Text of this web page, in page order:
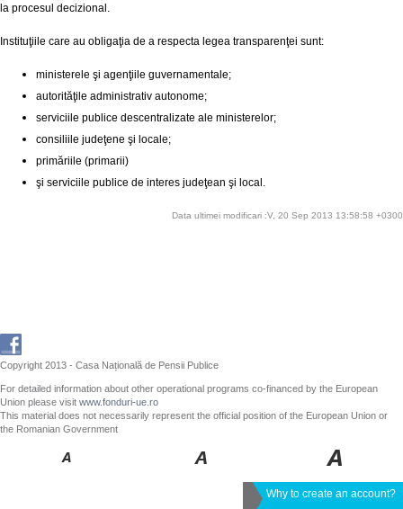
la procesul decizional.
Instituţiile care au obligaţia de a respecta legea transparenţei sunt:
ministerele şi agenţiile guvernamentale;
autorităţile administrativ autonome;
serviciile publice descentralizate ale ministerelor;
consiliile judeţene şi locale;
primăriile (primarii)
şi serviciile publice de interes judeţean şi local.
Data ultimei modificari :V, 20 Sep 2013 13:58:58 +0300
Copyright 2013 - Casa Națională de Pensii Publice
For detailed information about other operational programs co-financed by the European
Union please visit www.fonduri-ue.ro
This material does not necessarily represent the official position of the European Union or
the Romanian Government
Why to create an account?